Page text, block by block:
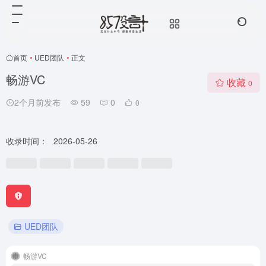
首页 • UED团队 • 正文
畅游VC
2个月前发布 59 0 0
收藏 0
收录时间： 2026-05-26
UED团队
畅游VC